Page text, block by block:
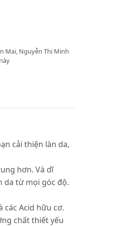
Mai, Nguyễn Thị Minh
cải thiện làn da,
hơn. Và dĩ
da từ mọi góc độ.
các Acid hữu cơ.
chất thiết yếu